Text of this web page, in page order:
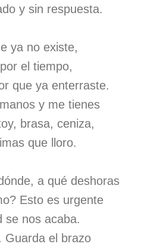
y sin respuesta.
ya no existe,
el tiempo,
que ya enterraste.
y me tienes
brasa, ceniza,
que lloro.
a qué deshoras
Esto es urgente
se nos acaba.
Guarda el brazo